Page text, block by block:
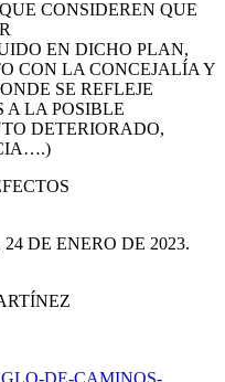
CONSIDEREN QUE
EN DICHO PLAN,
CON LA CONCEJALÍA Y
SE REFLEJE
A LA POSIBLE
DETERIORADO,
DE ENERO DE 2023.
DE-CAMINOS-